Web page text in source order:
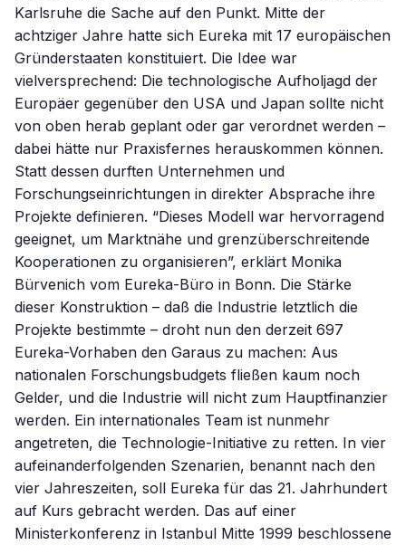
Karlsruhe die Sache auf den Punkt. Mitte der
achtziger Jahre hatte sich Eureka mit 17 europäischen
Gründerstaaten konstituiert. Die Idee war
vielversprechend: Die technologische Aufholjagd der
Europäer gegenüber den USA und Japan sollte nicht
von oben herab geplant oder gar verordnet werden –
dabei hätte nur Praxisfernes herauskommen können.
Statt dessen durften Unternehmen und
Forschungseinrichtungen in direkter Absprache ihre
Projekte definieren. “Dieses Modell war hervorragend
geeignet, um Marktnähe und grenzüberschreitende
Kooperationen zu organisieren”, erklärt Monika
Bürvenich vom Eureka-Büro in Bonn. Die Stärke
dieser Konstruktion – daß die Industrie letztlich die
Projekte bestimmte – droht nun den derzeit 697
Eureka-Vorhaben den Garaus zu machen: Aus
nationalen Forschungsbudgets fließen kaum noch
Gelder, und die Industrie will nicht zum Hauptfinanzier
werden. Ein internationales Team ist nunmehr
angetreten, die Technologie-Initiative zu retten. In vier
aufeinanderfolgenden Szenarien, benannt nach den
vier Jahreszeiten, soll Eureka für das 21. Jahrhundert
auf Kurs gebracht werden. Das auf einer
Ministerkonferenz in Istanbul Mitte 1999 beschlossene